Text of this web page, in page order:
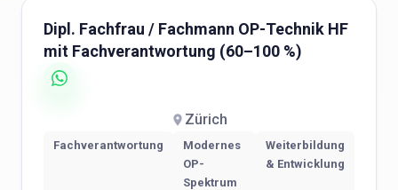
Dipl. Fachfrau / Fachmann OP-Technik HF
mit Fachverantwortung (60–100 %)
Zürich
Fachverantwortung
Modernes
OP-
Spektrum
Weiterbildung
& Entwicklung